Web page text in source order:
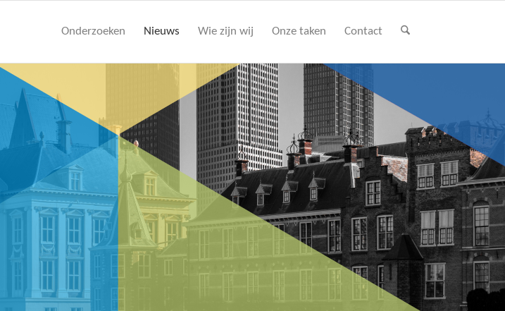
Onderzoeken Nieuws Wie zijn wij Onze taken Contact